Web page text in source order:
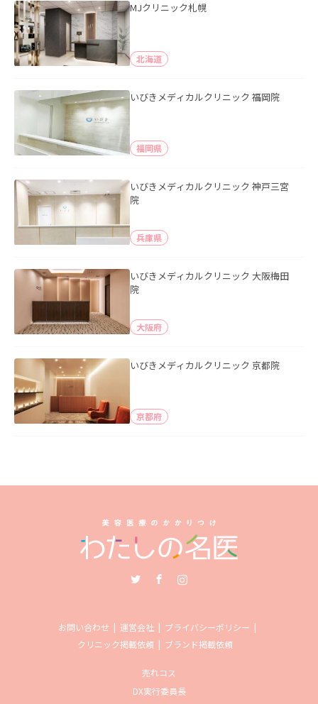
MJクリニック札幌
北海道
いびきメディカルクリニック 福岡院
福岡県
いびきメディカルクリニック 神戸三宮
院
兵庫県
いびきメディカルクリニック 大阪梅田
院
大阪府
いびきメディカルクリニック 京都院
京都府
お問い合わせ 運営会社
プライバシーポリシー
クリニック掲載依頼
ブランド掲載依頼
売れコス
DX実行委員長